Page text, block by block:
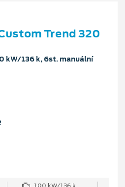
Trend 320
kW/136 k, 6st. manuální